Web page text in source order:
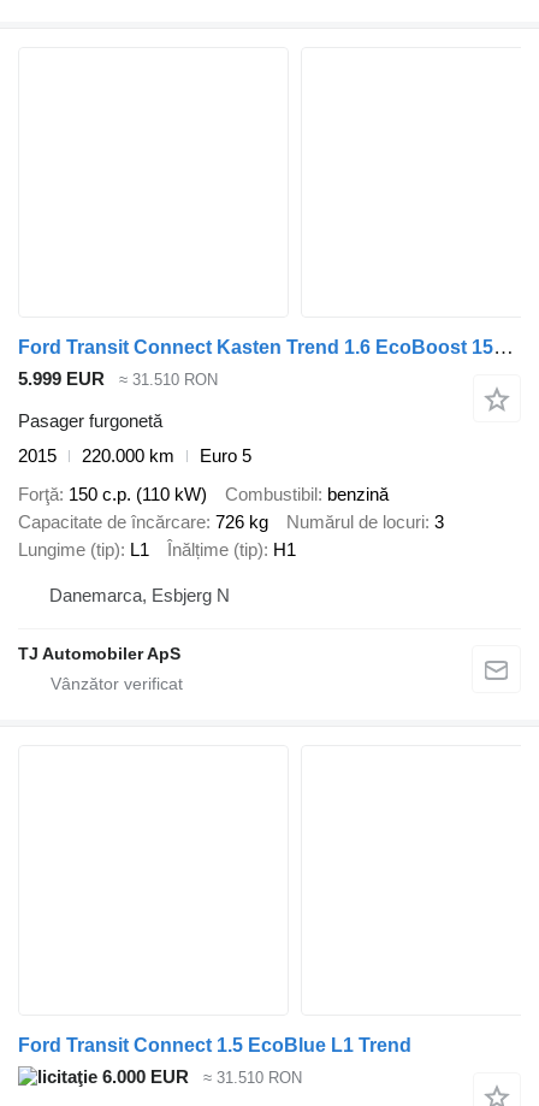
Ford Transit Connect Kasten Trend 1.6 EcoBoost 150 Au L1H1
5.999 EUR ≈ 31.510 RON
Pasager furgonetă
2015
220.000 km
Euro 5
Forţă 150 c.p. (110 kW) Combustibil benzină
Capacitate de încărcare 726 kg Numărul de locuri 3
Lungime (tip) L1 Înălțime (tip) H1
Danemarca, Esbjerg N
TJ Automobiler ApS
Ford Transit Connect 1.5 EcoBlue L1 Trend
6.000 EUR
≈ 31.510 RON